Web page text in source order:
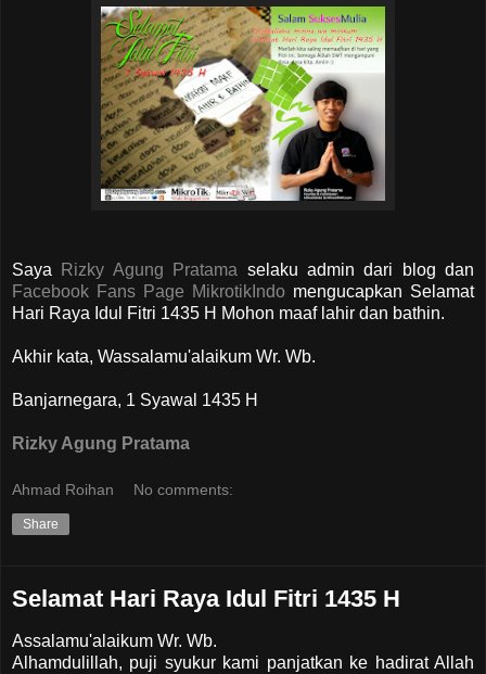
Saya Rizky Agung Pratama selaku admin dari blog dan
Facebook Fans Page MikrotikIndo mengucapkan Selamat
Hari Raya Idul Fitri 1435 H Mohon maaf lahir dan bathin.
Akhir kata, Wassalamu'alaikum Wr. Wb.
Banjarnegara, 1 Syawal 1435 H
Rizky Agung Pratama
Ahmad Roihan No comments:
Share
Selamat Hari Raya Idul Fitri 1435 H
Assalamu'alaikum Wr. Wb.
Alhamdulillah, puji syukur kami panjatkan ke hadirat Allah